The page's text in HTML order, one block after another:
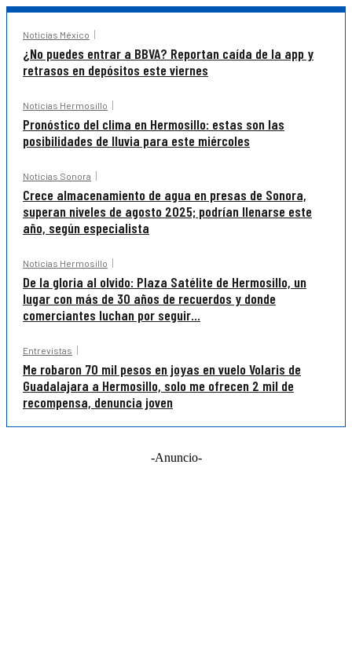
Noticias México
¿No puedes entrar a BBVA? Reportan caída de la app y
retrasos en depósitos este viernes
Noticias Hermosillo
Pronóstico del clima en Hermosillo: estas son las
posibilidades de lluvia para este miércoles
Noticias Sonora
Crece almacenamiento de agua en presas de Sonora,
superan niveles de agosto 2025; podrían llenarse este
año, según especialista
Noticias Hermosillo
De la gloria al olvido: Plaza Satélite de Hermosillo, un
lugar con más de 30 años de recuerdos y donde
comerciantes luchan por seguir...
Entrevistas
Me robaron 70 mil pesos en joyas en vuelo Volaris de
Guadalajara a Hermosillo, solo me ofrecen 2 mil de
recompensa, denuncia joven
-Anuncio-